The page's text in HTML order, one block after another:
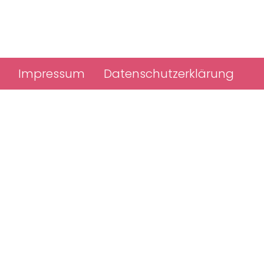
Impressum Datenschutzerklärung